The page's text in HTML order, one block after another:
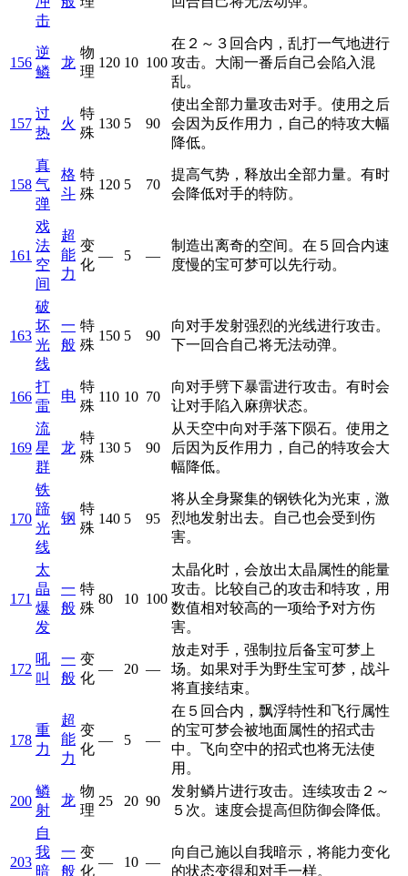
击
156
逆
鳞
龙
物
理
120 10 100
在２～３回合内，乱打一气地进行
攻击。大闹一番后自己会陷入混
乱。
157
过
热
火
特
殊
130 5 90
使出全部力量攻击对手。使用之后
会因为反作用力，自己的特攻大幅
降低。
158
真
气
弹
格
斗
特
殊
120 5 70
提高气势，释放出全部力量。有时
会降低对手的特防。
161
戏
法
空
间
超
能
力
变
化
— 5 —
制造出离奇的空间。在５回合内速
度慢的宝可梦可以先行动。
163
破
坏
光
线
一
般
特
殊
150 5 90
向对手发射强烈的光线进行攻击。
下一回合自己将无法动弹。
166
打
雷
电
特
殊
110 10 70
向对手劈下暴雷进行攻击。有时会
让对手陷入麻痹状态。
169
流
星
群
龙
特
殊
130 5 90
从天空中向对手落下陨石。使用之
后因为反作用力，自己的特攻会大
幅降低。
170
铁
蹄
光
线
钢
特
殊
140 5 95
将从全身聚集的钢铁化为光束，激
烈地发射出去。自己也会受到伤
害。
171
太
晶
爆
发
一
般
特
殊
80 10 100
太晶化时，会放出太晶属性的能量
攻击。比较自己的攻击和特攻，用
数值相对较高的一项给予对方伤
害。
172
吼
叫
一
般
变
化
— 20 —
放走对手，强制拉后备宝可梦上
场。如果对手为野生宝可梦，战斗
将直接结束。
178
重
力
超
能
力
变
化
— 5 —
在５回合内，飘浮特性和飞行属性
的宝可梦会被地面属性的招式击
中。飞向空中的招式也将无法使
用。
200
鳞
射
龙
物
理
25 20 90
发射鳞片进行攻击。连续攻击２～
５次。速度会提高但防御会降低。
203
自
我
暗
一
般
变
化
— 10 —
向自己施以自我暗示，将能力变化
的状态变得和对手一样。